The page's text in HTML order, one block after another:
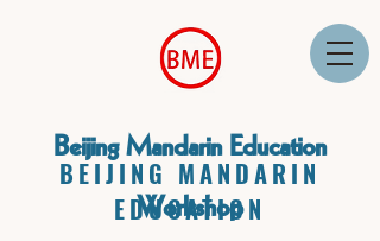
Beijing Mandarin Education
Workshop
BEIJING MANDARIN
EDUCATION